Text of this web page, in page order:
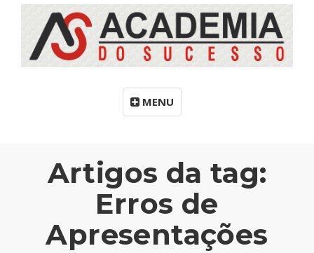
MENU
Artigos da tag:
Erros de
Apresentações